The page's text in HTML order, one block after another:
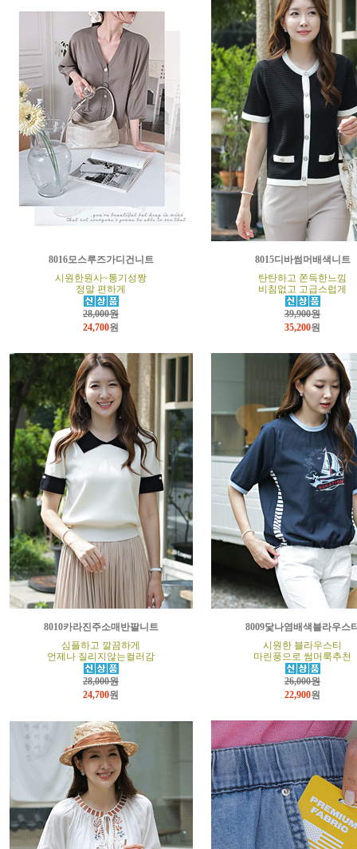
8016모스루즈가디건니트
시원한원사~통기성짱
정말 편하게
28,000원
24,700원
8015디바썸머배색니트
탄탄하고 쫀득한느낌
비침없고 고급스럽게
39,900원
35,200원
8010카라진주소매반팔니트
심플하고 깔끔하게
언제나 질리지않는컬러감
28,000원
24,700원
8009닻나염배색블라우스
시원한 블라우스티
마린풍으로 썸머룩추천
26,000원
22,900원